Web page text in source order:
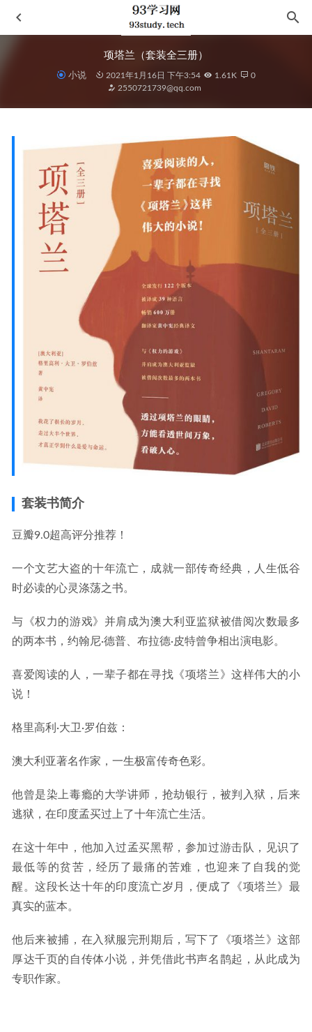
项塔兰（套装全三册）
小说 2021年1月16日 下午3:54 1.61K
0
2550721739@qq.com
套装书简介
豆瓣9.0超高评分推荐！
一个文艺大盗的十年流亡，成就一部传奇经典，人生低谷
时必读的心灵涤荡之书。
与《权力的游戏》并肩成为澳大利亚监狱被借阅次数最多
的两本书，约翰尼·德普、布拉德·皮特曾争相出演电影。
喜爱阅读的人，一辈子都在寻找《项塔兰》这样伟大的小
说！
格里高利·大卫·罗伯兹：
澳大利亚著名作家，一生极富传奇色彩。
他曾是染上毒瘾的大学讲师，抢劫银行，被判入狱，后来
逃狱，在印度孟买过上了十年流亡生活。
在这十年中，他加入过孟买黑帮，参加过游击队，见识了
最低等的贫苦，经历了最痛的苦难，也迎来了自我的觉
醒。这段长达十年的印度流亡岁月，便成了《项塔兰》最
真实的蓝本。
他后来被捕，在入狱服完刑期后，写下了《项塔兰》这部
厚达千页的自传体小说，并凭借此书声名鹊起，从此成为
专职作家。
《素女经：华夏房室养生文化第一书》 2023-09-08
《安卓逆向分析第一期115集》 2020-11-07
《叶广芩散文精选集》—叶广芩 2021-08-15
故事：材质、结构、风格和银幕剧作的原理 2020-12-02
死亡赋格 2021-08-29